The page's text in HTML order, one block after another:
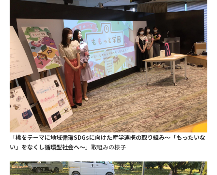
「桃をテーマに地域循環SDGsに向けた産学連携の取り組み〜「もったいな
い」をなくし循環型社会へ〜」取組みの様子